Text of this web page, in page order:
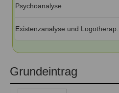
Psychoanalyse
Existenzanalyse und Logotherap...
Grundeintrag